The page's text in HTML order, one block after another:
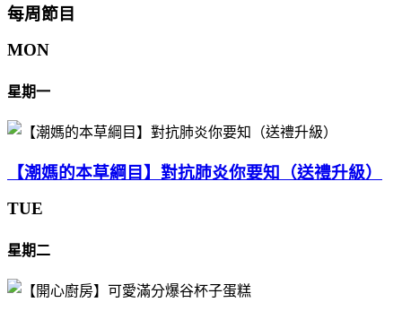
每周節目
MON
星期一
【潮媽的本草綱目】對抗肺炎你要知（送禮升級）
TUE
星期二